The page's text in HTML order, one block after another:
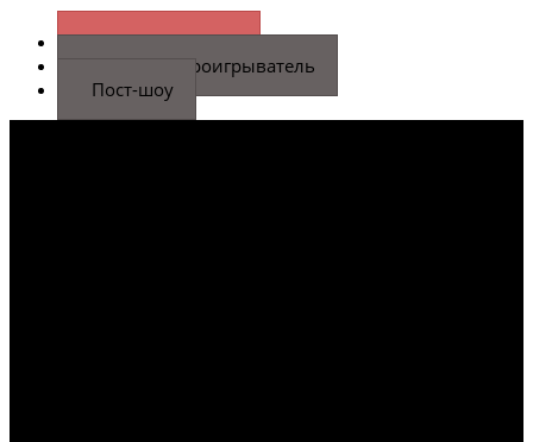
Основной плеер
Запасной проигрыватель
Пост-шоу